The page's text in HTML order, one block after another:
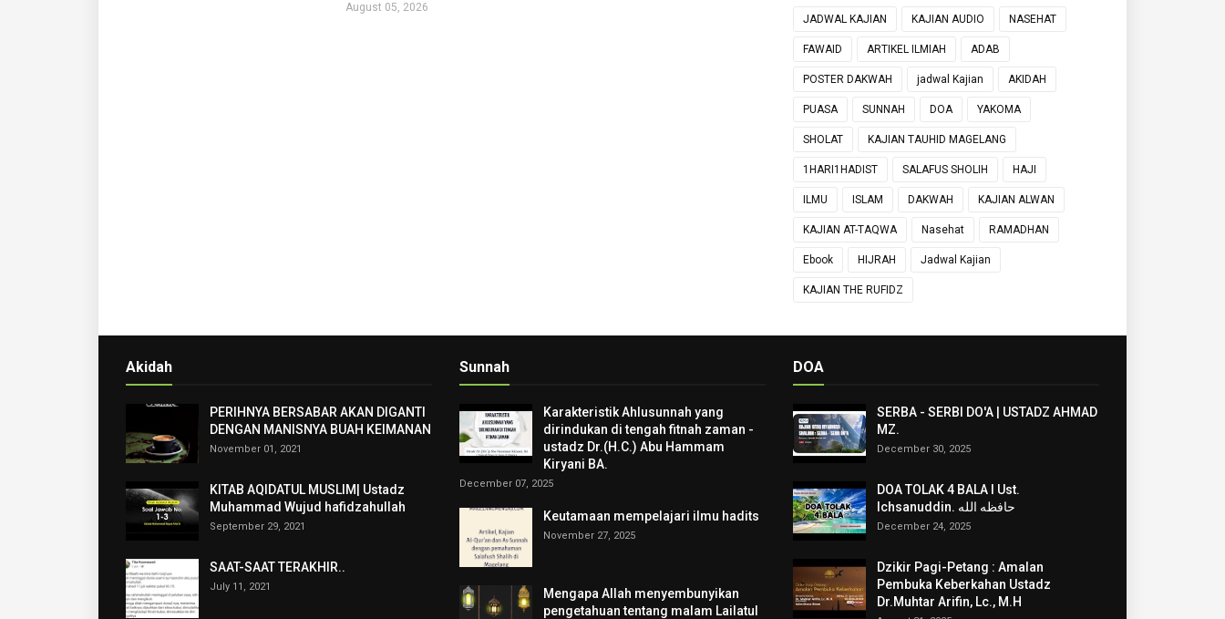
August 05, 2026
JADWAL KAJIAN KAJIAN AUDIO NASEHAT
FAWAID ARTIKEL ILMIAH ADAB
POSTER DAKWAH jadwal Kajian AKIDAH
PUASA SUNNAH DOA YAKOMA
SHOLAT KAJIAN TAUHID MAGELANG
1HARI1HADIST SALAFUS SHOLIH HAJI
ILMU ISLAM DAKWAH KAJIAN ALWAN
KAJIAN AT-TAQWA Nasehat RAMADHAN
Ebook HIJRAH Jadwal Kajian
KAJIAN THE RUFIDZ
Akidah
PERIHNYA BERSABAR AKAN DIGANTI
DENGAN MANISNYA BUAH KEIMANAN
November 01, 2021
KITAB AQIDATUL MUSLIM| Ustadz
Muhammad Wujud hafidzahullah
September 29, 2021
SAAT-SAAT TERAKHIR..
July 11, 2021
Sunnah
Karakteristik Ahlusunnah yang
dirindukan di tengah fitnah zaman -
ustadz Dr.(H.C.) Abu Hammam
Kiryani BA.
December 07, 2025
Keutamaan mempelajari ilmu hadits
November 27, 2025
Mengapa Allah menyembunyikan
pengetahuan tentang malam Lailatul
DOA
SERBA - SERBI DO'A | USTADZ AHMAD
MZ.
December 30, 2025
DOA TOLAK 4 BALA I Ust.
Ichsanuddin. حافظه الله
December 24, 2025
Dzikir Pagi-Petang : Amalan
Pembuka Keberkahan Ustadz
Dr.Muhtar Arifin, Lc., M.H